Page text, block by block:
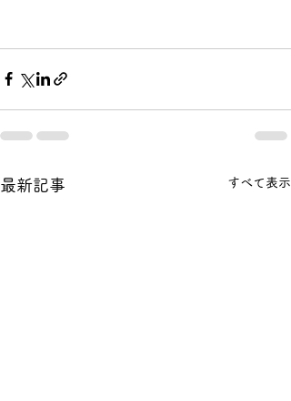
最新記事 すべて表示